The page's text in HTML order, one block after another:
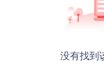
没有找到